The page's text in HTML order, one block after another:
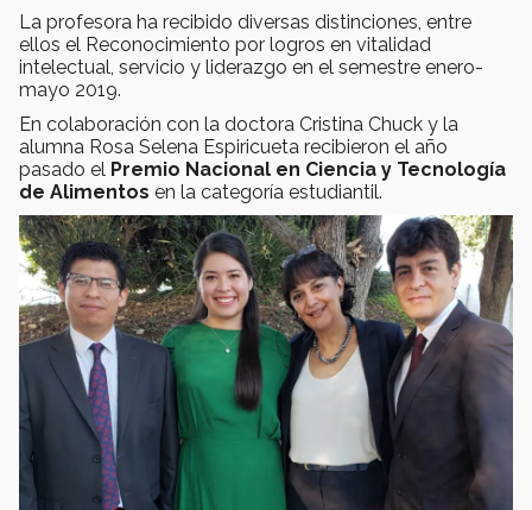
La profesora ha recibido diversas distinciones, entre
ellos el Reconocimiento por logros en vitalidad
intelectual, servicio y liderazgo en el semestre enero-
mayo 2019.
En colaboración con la doctora Cristina Chuck y la
alumna Rosa Selena Espiricueta recibieron el año
pasado el Premio Nacional en Ciencia y Tecnología
de Alimentos en la categoría estudiantil.